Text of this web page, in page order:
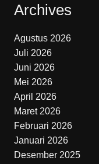
Archives
Agustus 2026
Juli 2026
Juni 2026
Mei 2026
April 2026
Maret 2026
Februari 2026
Januari 2026
Desember 2025